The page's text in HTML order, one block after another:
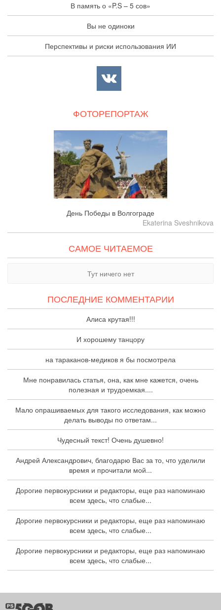
В память о «P.S – 5 сов»
Вы не одиноки
Перспективы и риски использования ИИ
ФОТОРЕПОРТАЖ
День Победы в Волгограде
Ekaterina Sveshnikova
САМОЕ ЧИТАЕМОЕ
Тут ничего нет
ПОСЛЕДНИЕ КОММЕНТАРИИ
Алиса крутая!!!
И хорошему танцору
на тараканов-медиков я бы посмотрела
Мне понравилась статья, она, как мне кажется, очень
полезная и трудоемкая....
Мало опрашиваемых для такого исследования, как можно
делать выводы по ответам...
Чудесный текст! Очень душевно!
Андрей Александрович, благодарю Вас за то, что уделили
время и прочитали мой...
Дорогие первокурсники и редакторы, еще раз напоминаю
всем здесь, что слабые...
Дорогие первокурсники и редакторы, еще раз напоминаю
всем здесь, что слабые...
Дорогие первокурсники и редакторы, еще раз напоминаю
всем здесь, что слабые...